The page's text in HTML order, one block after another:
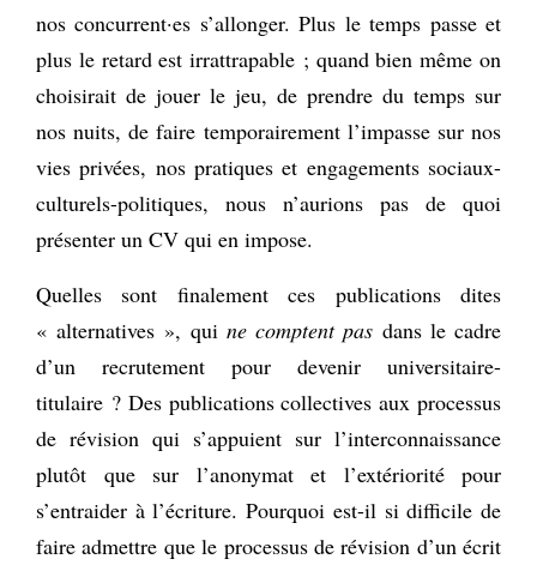
nos concurrent·es s’allonger. Plus le temps passe et
plus le retard est irrattrapable ; quand bien même on
choisirait de jouer le jeu, de prendre du temps sur
nos nuits, de faire temporairement l’impasse sur nos
vies privées, nos pratiques et engagements sociaux-
culturels-politiques, nous n’aurions pas de quoi
présenter un CV qui en impose.
Quelles sont finalement ces publications dites
« alternatives », qui ne comptent pas dans le cadre
d’un recrutement pour devenir universitaire-
titulaire ? Des publications collectives aux processus
de révision qui s’appuient sur l’interconnaissance
plutôt que sur l’anonymat et l’extériorité pour
s’entraider à l’écriture. Pourquoi est-il si difficile de
faire admettre que le processus de révision d’un écrit